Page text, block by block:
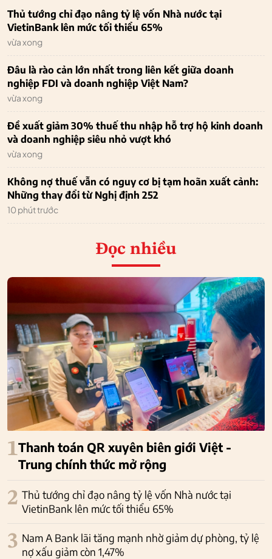
Thủ tướng chỉ đạo nâng tỷ lệ vốn Nhà nước tại
VietinBank lên mức tối thiểu 65%
vừa xong
Đâu là rào cản lớn nhất trong liên kết giữa doanh
nghiệp FDI và doanh nghiệp Việt Nam?
vừa xong
Đề xuất giảm 30% thuế thu nhập hỗ trợ hộ kinh doanh
và doanh nghiệp siêu nhỏ vượt khó
vừa xong
Không nợ thuế vẫn có nguy cơ bị tạm hoãn xuất cảnh:
Những thay đổi từ Nghị định 252
10 phút trước
Đọc nhiều
1Thanh toán QR xuyên biên giới Việt -
Trung chính thức mở rộng
2 Thủ tướng chỉ đạo nâng tỷ lệ vốn Nhà nước tại
VietinBank lên mức tối thiểu 65%
3 Nam A Bank lãi tăng mạnh nhờ giảm dự phòng, tỷ lệ
nợ xấu giảm còn 1,47%